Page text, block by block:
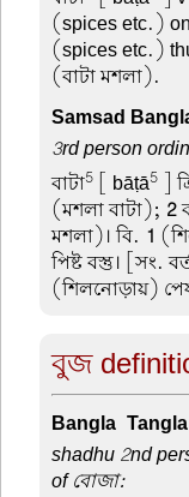
(spices etc.)
(spices etc.)
(বাটা মশলা).
Samsad
3rd person
বাটা5 [ bāṭā5 ]
(মশলা বাটা); 2
মশলা)। বি. 1
পিষ্ট বস্তু। [সং.
(শিলনোড়ায়)
বুজ
Bangla-
shadhu 2nd
of বোজা: